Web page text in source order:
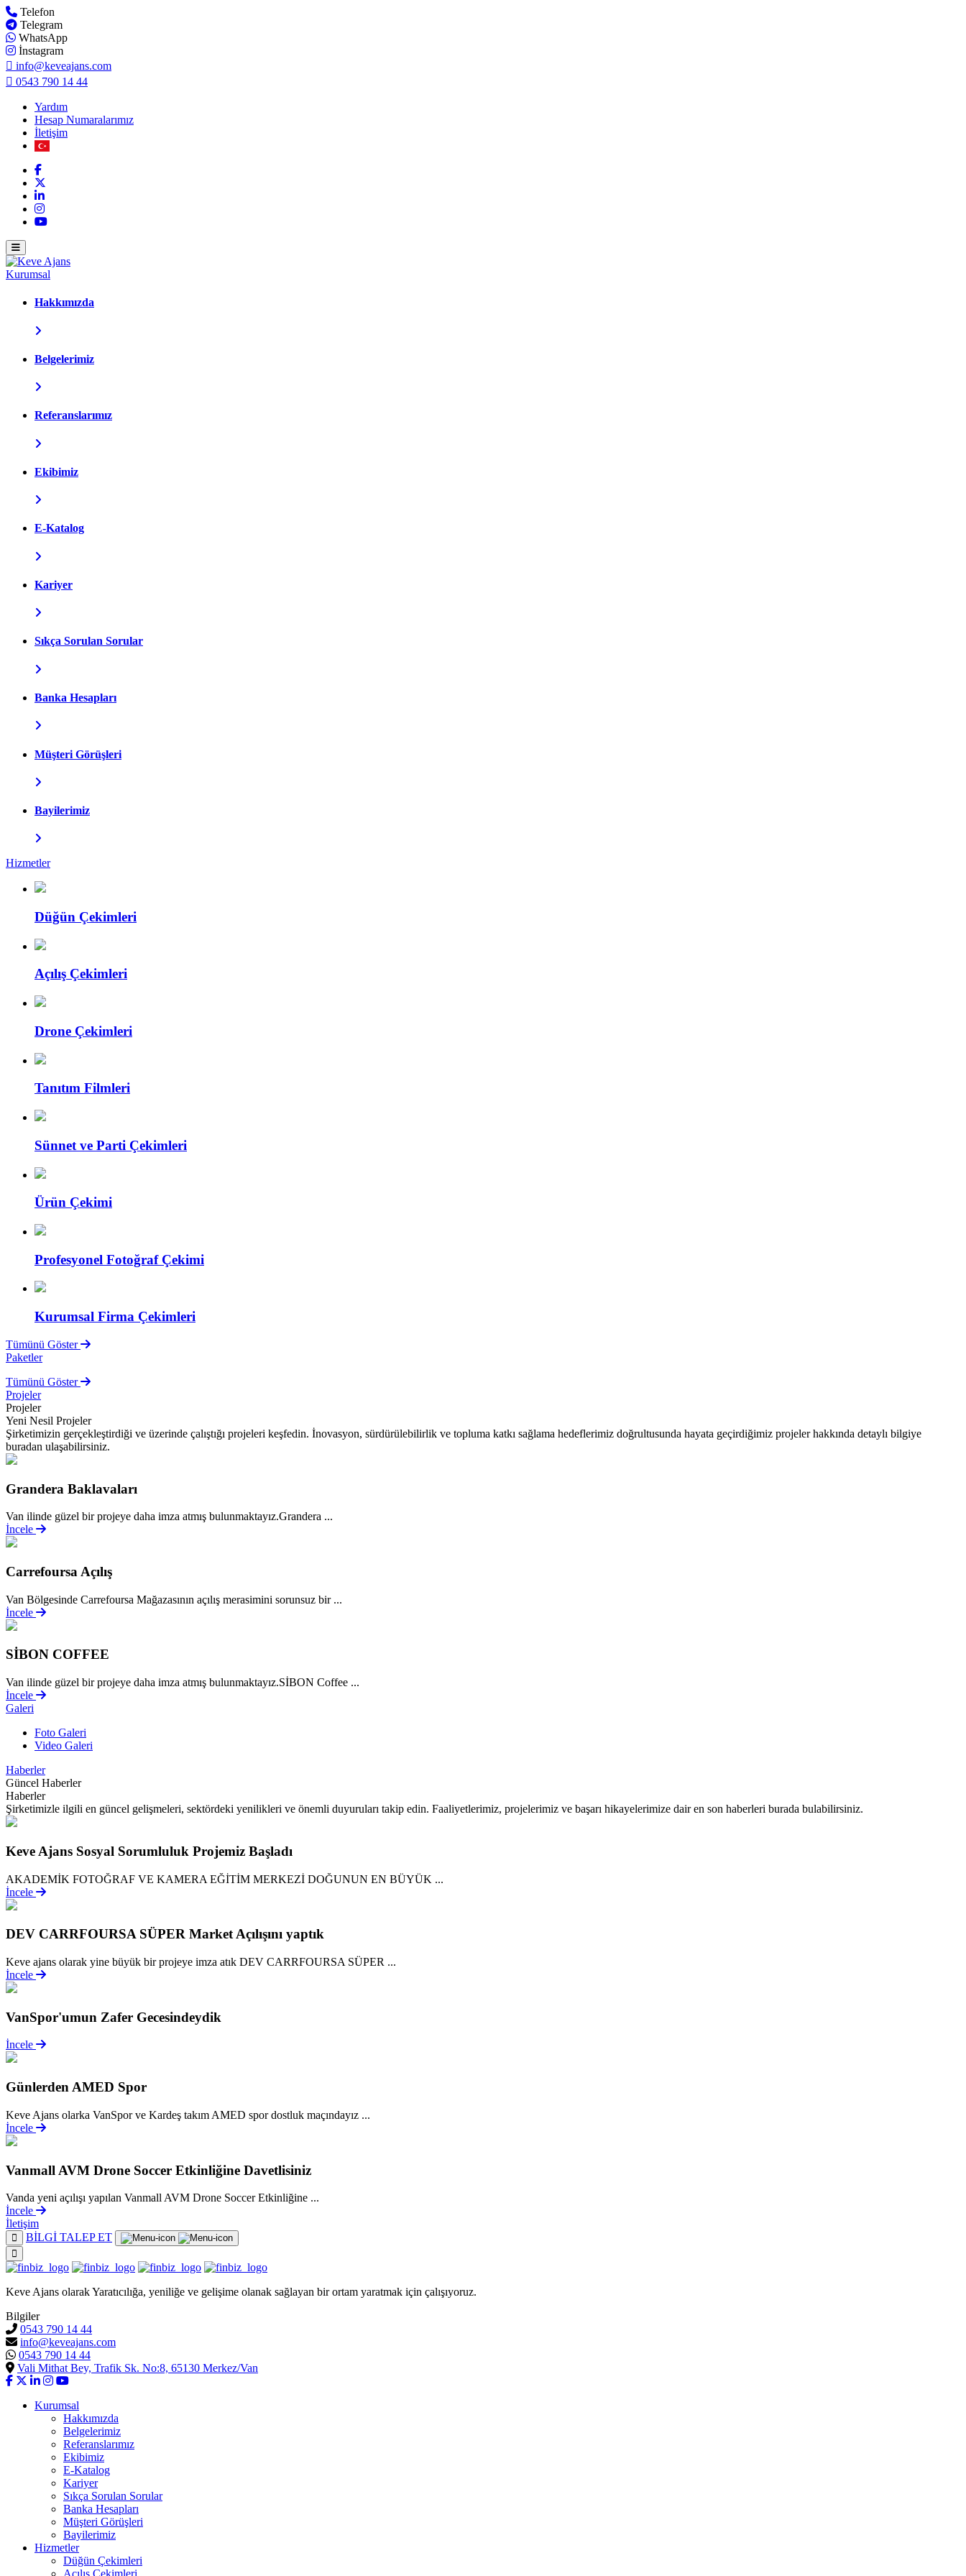
Telefon
Telegram
WhatsApp
İnstagram
info@keveajans.com
0543 790 14 44
Yardım
Hesap Numaralarımız
İletişim
Kurumsal
Hakkımızda
Belgelerimiz
Referanslarımız
Ekibimiz
E-Katalog
Kariyer
Sıkça Sorulan Sorular
Banka Hesapları
Müşteri Görüşleri
Bayilerimiz
Hizmetler
Düğün Çekimleri
Açılış Çekimleri
Drone Çekimleri
Tanıtım Filmleri
Sünnet ve Parti Çekimleri
Ürün Çekimi
Profesyonel Fotoğraf Çekimi
Kurumsal Firma Çekimleri
Tümünü Göster
Paketler
Tümünü Göster
Projeler
Projeler
Yeni Nesil Projeler
Şirketimizin gerçekleştirdiği ve üzerinde çalıştığı projeleri keşfedin. İnovasyon, sürdürülebilirlik ve topluma katkı sağlama hedeflerimiz doğrultusunda hayata geçirdiğimiz projeler hakkında detaylı bilgiye
buradan ulaşabilirsiniz.
Grandera Baklavaları
Van ilinde güzel bir projeye daha imza atmış bulunmaktayız.Grandera ...
İncele
Carrefoursa Açılış
Van Bölgesinde Carrefoursa Mağazasının açılış merasimini sorunsuz bir ...
İncele
SİBON COFFEE
Van ilinde güzel bir projeye daha imza atmış bulunmaktayız.SİBON Coffee ...
İncele
Galeri
Foto Galeri
Video Galeri
Haberler
Güncel Haberler
Haberler
Şirketimizle ilgili en güncel gelişmeleri, sektördeki yenilikleri ve önemli duyuruları takip edin. Faaliyetlerimiz, projelerimiz ve başarı hikayelerimize dair en son haberleri burada bulabilirsiniz.
Keve Ajans Sosyal Sorumluluk Projemiz Başladı
AKADEMİK FOTOĞRAF VE KAMERA EĞİTİM MERKEZİ DOĞUNUN EN BÜYÜK ...
İncele
DEV CARRFOURSA SÜPER Market Açılışını yaptık
Keve ajans olarak yine büyük bir projeye imza atık DEV CARRFOURSA SÜPER ...
İncele
VanSpor'umun Zafer Gecesindeydik
İncele
Günlerden AMED Spor
Keve Ajans olarka VanSpor ve Kardeş takım AMED spor dostluk maçındayız ...
İncele
Vanmall AVM Drone Soccer Etkinliğine Davetlisiniz
Vanda yeni açılışı yapılan Vanmall AVM Drone Soccer Etkinliğine ...
İncele
İletişim
BİLGİ TALEP ET
Keve Ajans olarak Yaratıcılığa, yeniliğe ve gelişime olanak sağlayan bir ortam yaratmak için çalışıyoruz.
Bilgiler
0543 790 14 44
info@keveajans.com
0543 790 14 44
Vali Mithat Bey, Trafik Sk. No:8, 65130 Merkez/Van
Kurumsal
Hakkımızda
Belgelerimiz
Referanslarımız
Ekibimiz
E-Katalog
Kariyer
Sıkça Sorulan Sorular
Banka Hesapları
Müşteri Görüşleri
Bayilerimiz
Hizmetler
Düğün Çekimleri